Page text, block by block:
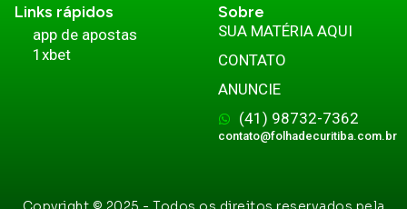
Links rápidos
app de apostas
1xbet
Sobre
SUA MATÉRIA AQUI
CONTATO
ANUNCIE
(41) 98732-7362
contato@folhadecuritiba.com.br